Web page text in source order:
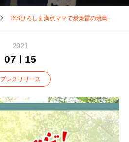
TSSひろしま満点ママで炭焼雷の焼鳥弁当が紹介されました
2021
07 15
プレスリリース